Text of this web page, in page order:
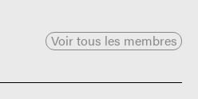
Voir tous les membres